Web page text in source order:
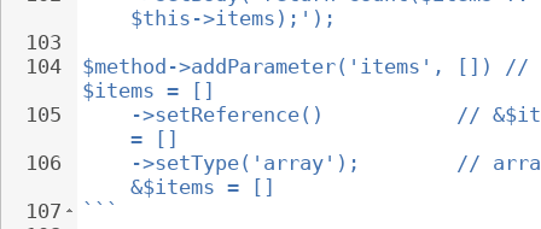
103
104
105
106
107
$this->items);');
$method->addParameter('items', []) //
$items = []
->setReference()           //
= []
->setType('array');        //
&$items = []
```